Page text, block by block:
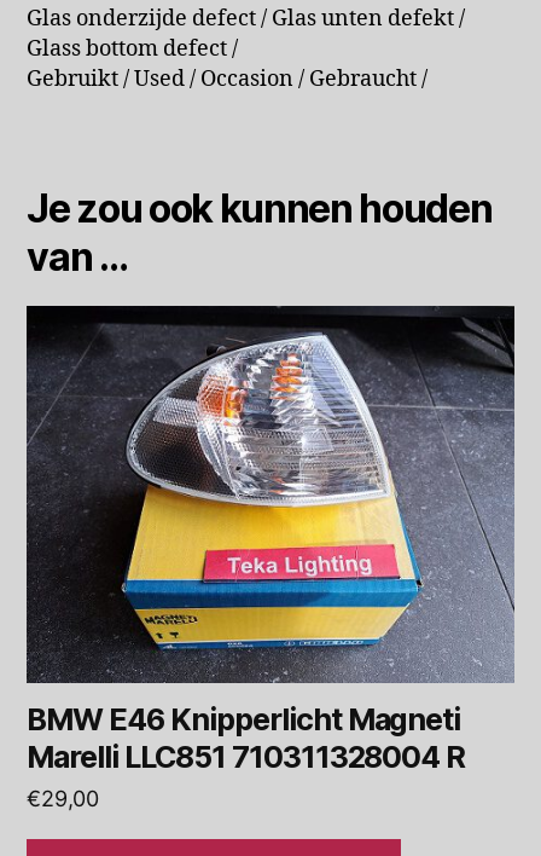
Glas onderzijde defect / Glas unten defekt /
Glass bottom defect /
Gebruikt / Used / Occasion / Gebraucht /
Je zou ook kunnen houden
van …
BMW E46 Knipperlicht Magneti
Marelli LLC851 710311328004 R
€29,00